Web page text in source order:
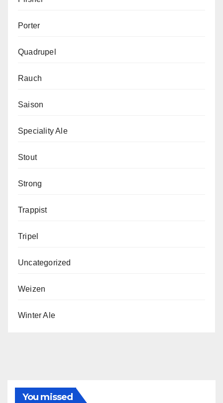
Porter
Quadrupel
Rauch
Saison
Speciality Ale
Stout
Strong
Trappist
Tripel
Uncategorized
Weizen
Winter Ale
You missed